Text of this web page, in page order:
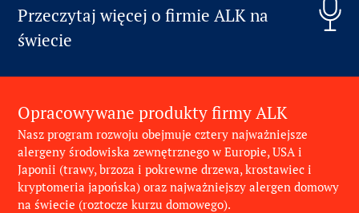
Przeczytaj więcej o firmie ALK na
świecie
Opracowywane produkty firmy ALK
Nasz program rozwoju obejmuje cztery najważniejsze
alergeny środowiska zewnętrznego w Europie, USA i
Japonii (trawy, brzoza i pokrewne drzewa, krostawiec i
kryptomeria japońska) oraz najważniejszy alergen domowy
na świecie (roztocze kurzu domowego).